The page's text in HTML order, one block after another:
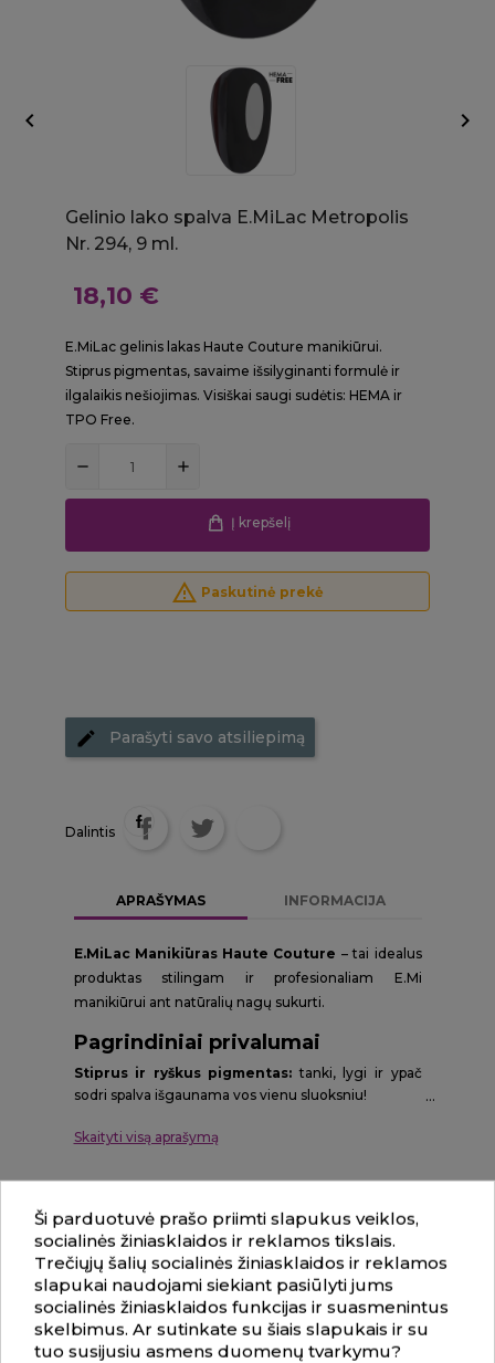
 
Gelinio lako spalva E.MiLac Metropolis
Nr. 294, 9 ml.
18,10 €
E.MiLac gelinis lakas Haute Couture manikiūrui.
Stiprus pigmentas, savaime išsilyginanti formulė ir
ilgalaikis nešiojimas. Visiškai saugi sudėtis: HEMA ir
TPO Free.
Į krepšelį
report_problem Paskutinė prekė
Parašyti savo atsiliepimą
Dalintis
APRAŠYMAS INFORMACIJA
E.MiLac Manikiūras Haute Couture – tai idealus
produktas stilingam ir profesionaliam E.Mi
manikiūrui ant natūralių nagų sukurti.
Pagrindiniai privalumai
Stiprus ir ryškus pigmentas: tanki, lygi ir ypač
sodri spalva išgaunama vos vienu sluoksniu!
odelių bei šonų ir savaime išsilygina dengimo metu.
atsiranda iš karto po polimerizacijos.
viršutiniu geliu (Top), manikiūras nepriekaištingai
išsilaikys iki 3 savaičių.
Saugi formulė:HEMA Free ir TPO Free –
maksimalus saugumas tiek meistrui, tiek klientui.
Skaityti visą aprašymą
Komentarai (0)
Ši parduotuvė prašo priimti slapukus veiklos,
socialinės žiniasklaidos ir reklamos tikslais.
Trečiųjų šalių socialinės žiniasklaidos ir reklamos
slapukai naudojami siekiant pasiūlyti jums
socialinės žiniasklaidos funkcijas ir suasmenintus
skelbimus. Ar sutinkate su šiais slapukais ir su
tuo susijusiu asmens duomenų tvarkymu?